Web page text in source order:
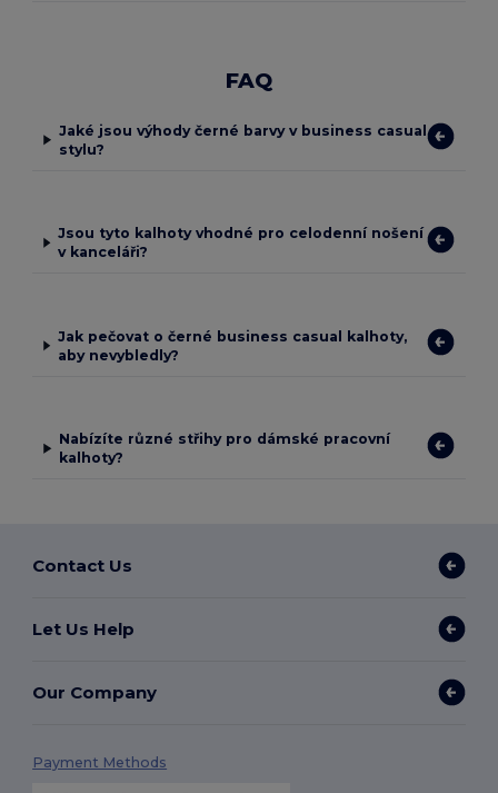
FAQ
Jaké jsou výhody černé barvy v business casual
stylu?
Jsou tyto kalhoty vhodné pro celodenní nošení
v kanceláři?
Jak pečovat o černé business casual kalhoty,
aby nevybledly?
Nabízíte různé střihy pro dámské pracovní
kalhoty?
Contact Us
Let Us Help
Our Company
Payment Methods